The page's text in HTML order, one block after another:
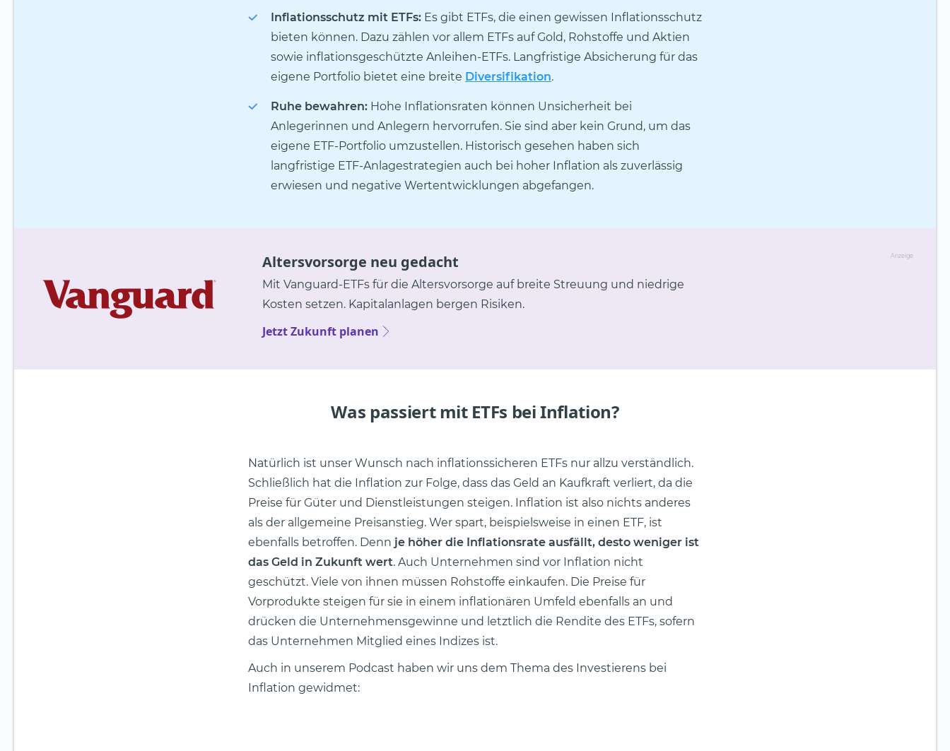
Inflationsschutz mit ETFs: Es gibt ETFs, die einen gewissen Inflationsschutz
bieten können. Dazu zählen vor allem ETFs auf Gold, Rohstoffe und Aktien
sowie inflationsgeschützte Anleihen-ETFs. Langfristige Absicherung für das
eigene Portfolio bietet eine breite Diversifikation.
Ruhe bewahren: Hohe Inflationsraten können Unsicherheit bei
Anlegerinnen und Anlegern hervorrufen. Sie sind aber kein Grund, um das
eigene ETF-Portfolio umzustellen. Historisch gesehen haben sich
langfristige ETF-Anlagestrategien auch bei hoher Inflation als zuverlässig
erwiesen und negative Wertentwicklungen abgefangen.
Anzeige
Altersvorsorge neu gedacht
Mit Vanguard-ETFs für die Altersvorsorge auf breite Streuung und niedrige
Kosten setzen. Kapitalanlagen bergen Risiken.
Jetzt Zukunft planen
Was passiert mit ETFs bei Inflation?
Natürlich ist unser Wunsch nach inflationssicheren ETFs nur allzu verständlich.
Schließlich hat die Inflation zur Folge, dass das Geld an Kaufkraft verliert, da die
Preise für Güter und Dienstleistungen steigen. Inflation ist also nichts anderes
als der allgemeine Preisanstieg. Wer spart, beispielsweise in einen ETF, ist
ebenfalls betroffen. Denn je höher die Inflationsrate ausfällt, desto weniger ist
das Geld in Zukunft wert. Auch Unternehmen sind vor Inflation nicht
geschützt. Viele von ihnen müssen Rohstoffe einkaufen. Die Preise für
Vorprodukte steigen für sie in einem inflationären Umfeld ebenfalls an und
drücken die Unternehmensgewinne und letztlich die Rendite des ETFs, sofern
das Unternehmen Mitglied eines Indizes ist.
Auch in unserem Podcast haben wir uns dem Thema des Investierens bei
Inflation gewidmet: